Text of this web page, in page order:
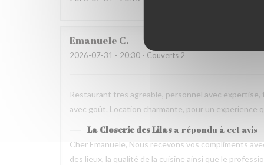
Emanuele C
2026-07-31 - 20:30 - Couverts 2
Restaurant tres agreable, personnel avec
avec goût. Location charmante, pour un
La Closerie des Lilas a répondu à cet avis
Cher Emanuele, Nous recevons vos compliments
des lieux, la qualité de la cuisine ainsi que le